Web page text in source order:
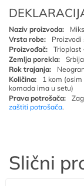
Naziv proizvoda:
Vrsta robe:
Proizvodi
Proizvođač:
Trioplast
Zemlja porekla:
Srbija
Rok trajanja:
Količina:
1 kom (osim
komada ima u setu)
Prava potrošača:
zaštiti potrošača.
Slični